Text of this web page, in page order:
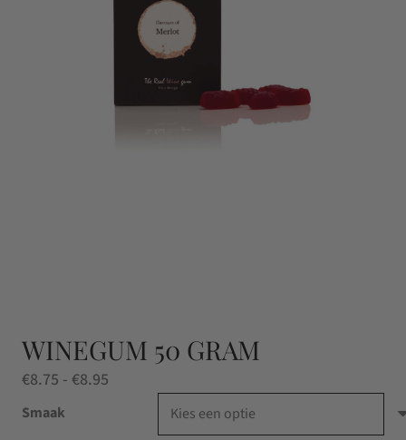
WINEGUM 50 GRAM
€8.75 - €8.95
Smaak